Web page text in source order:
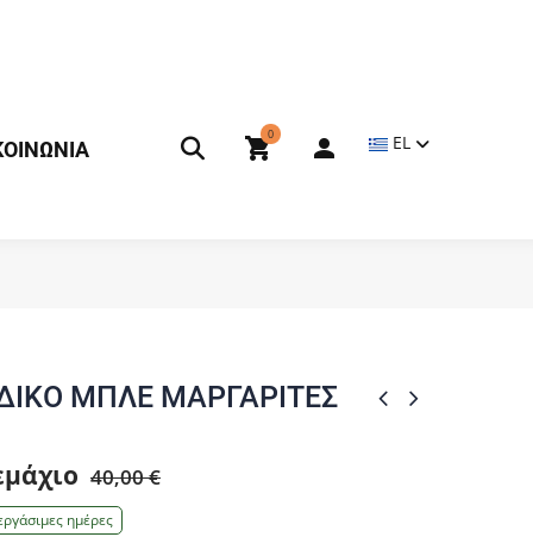
0 EL
ΜΠΛΕ ΜΑΡΓΑΡΙΤΕΣ
40,00 €
ημέρες